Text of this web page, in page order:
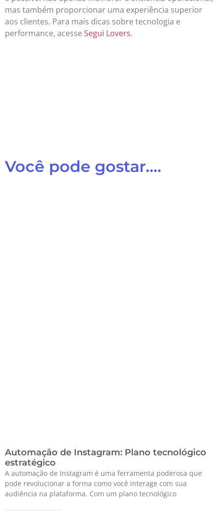
mas também proporcionar uma experiência superior
aos clientes. Para mais dicas sobre tecnologia e
performance, acesse Segui Lovers.
Você pode gostar....
Automação de Instagram: Plano tecnológico
estratégico
A automação de Instagram é uma ferramenta poderosa que
pode revolucionar a forma como você interage com sua
audiência na plataforma. Com um plano tecnológico